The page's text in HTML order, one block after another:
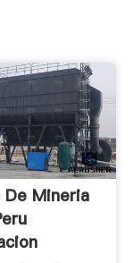
De Mineria